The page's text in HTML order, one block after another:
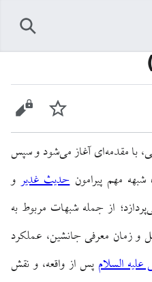
پیگیری
با مقدمه‌ای آغاز می‌شود و سپس
شبهه مهم پیرامونحدیث غدیرو
از جمله شبهات مربوط به
زمان معرفی جانشین، عملکرد
علیه السلام پس از واقعه، و نقش